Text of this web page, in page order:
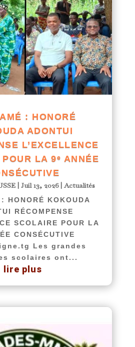
: HONORÉ
ADONTUI
L’EXCELLENCE
LA 9ᵉ ANNÉE
|Juil 13, 2026|Actualités
HONORÉ KOKOUDA
RÉCOMPENSE
SCOLAIRE POUR LA
CONSÉCUTIVE
Les grandes
scolaires ont...
lire plus